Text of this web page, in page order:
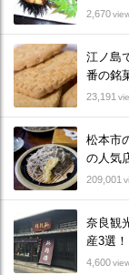
2,670
江ノ島
番の銘
23,191
松本市
の人気
209,001
奈良観
産3選！
4,600